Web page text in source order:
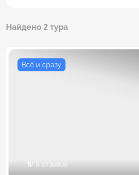
Найдено 2 тура
Всё и сразу
5/ 5 отзывов